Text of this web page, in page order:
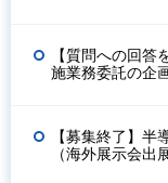
【質問への回
施業務委託の企
【募集終了】
（海外展示会出